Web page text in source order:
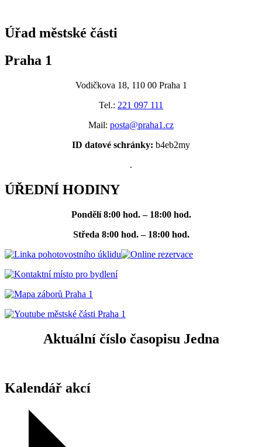
Úřad městské části
Praha 1
Vodičkova 18, 110 00 Praha 1
Tel.: 221 097 111
Mail: posta@praha1.cz
ID datové schránky: b4eb2my
.
ÚŘEDNÍ HODINY
Pondělí 8:00 hod. – 18:00 hod.
Středa 8:00 hod. – 18:00 hod.
Aktuální číslo časopisu Jedna
Kalendář akcí